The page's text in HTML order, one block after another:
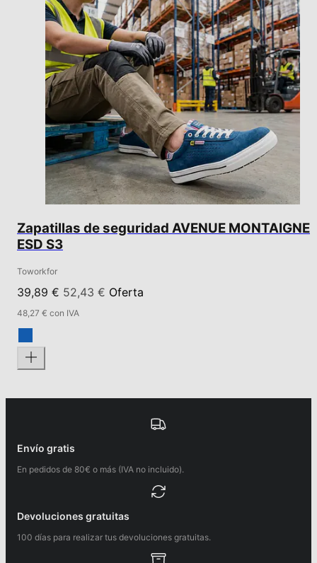
Zapatillas de seguridad AVENUE MONTAIGNE
ESD S3
Toworkfor
39,89 € 52,43 € Oferta
48,27 € con IVA
Envío gratis
En pedidos de 80€ o más (IVA no incluido).
Devoluciones gratuitas
100 días para realizar tus devoluciones gratuitas.